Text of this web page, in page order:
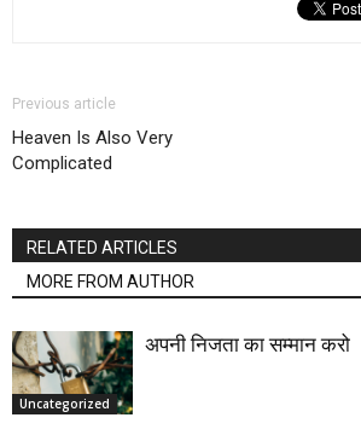
Previous article
Heaven Is Also Very
Complicated
RELATED ARTICLES
MORE FROM AUTHOR
Uncategorized
अपनी निजता का सम्मान करो